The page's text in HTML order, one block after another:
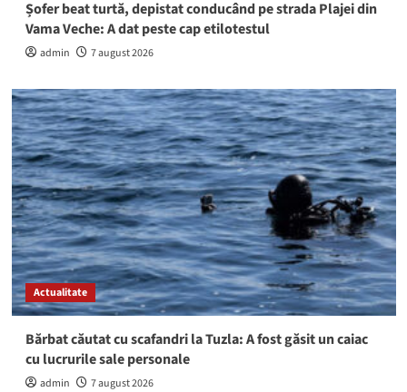
Șofer beat turtă, depistat conducând pe strada Plajei din
Vama Veche: A dat peste cap etilotestul
admin 7 august 2026
Actualitate
Bărbat căutat cu scafandri la Tuzla: A fost găsit un caiac
cu lucrurile sale personale
admin 7 august 2026